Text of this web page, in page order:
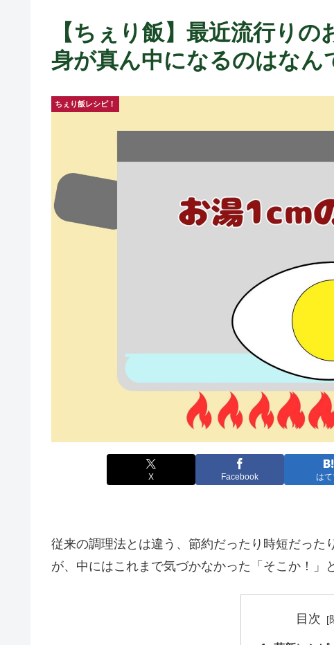
【ちぇり飯】最近流行り
身が真ん中になるのはなん
ちぇり飯レシピ！
X Facebook は
従来の調理法とは違う、節約だったり時短だっ
が、中にはこれまで気づかなかった「そこか！」
目次